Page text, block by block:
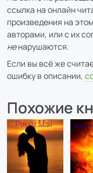
ссылка на онлайн
произведения на
авторами, или с их
ненарушаются.
Если вы всё же
ошибку в описании,
Похожие